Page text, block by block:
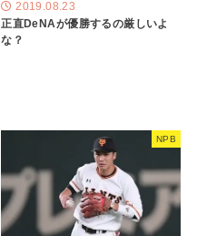
2019.08.23
正直DeNAが優勝するの厳しいよ
な？
NPB